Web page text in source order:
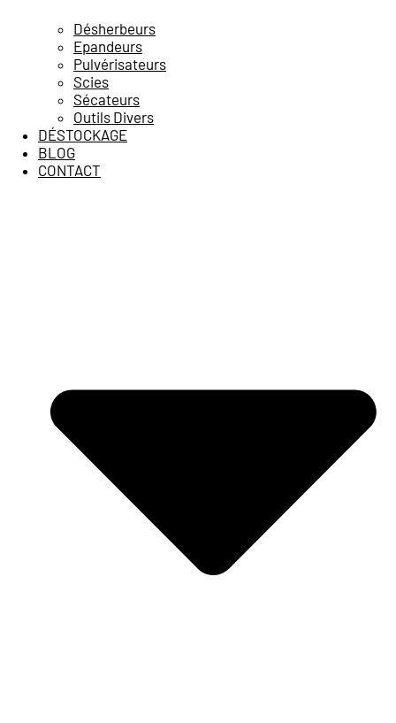
Désherbeurs
Epandeurs
Pulvérisateurs
Scies
Sécateurs
Outils Divers
DÉSTOCKAGE
BLOG
CONTACT